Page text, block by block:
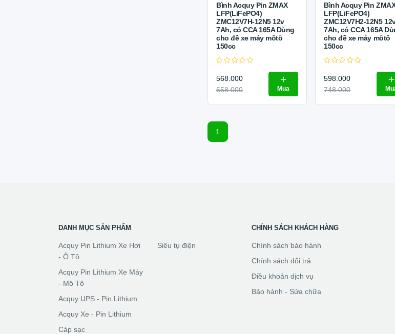
Bình Acquy Pin ZMAX
LFP(LiFePO4)
ZMC12V7H-12N5 12v
7Ah, có CCA 165A Dùng
cho đề xe máy môtô
150cc
568.000
658.000
Mua
Bình Acquy Pin
LFP(LiFePO4)
ZMC12V7H2-12N5
7Ah, có CCA 165A
cho đề xe máy môtô
150cc
598.000
748.000
1
DANH MỤC SẢN PHẨM
Acquy Pin Lithium Xe Hơi
- Ô Tô
Acquy Pin Lithium Xe Máy
- Mô Tô
Acquy UPS - Pin Lithium
Acquy Xe - Pin Lithium
Cáp sạc
Siêu tụ điện
CHÍNH SÁCH KHÁCH HÀNG
Chính sách bảo hành
Chính sách đổi trả
Điều khoản dịch vụ
Bảo hành - Sửa chữa